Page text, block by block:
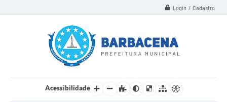
Login / Cadastro
Acessibilidade